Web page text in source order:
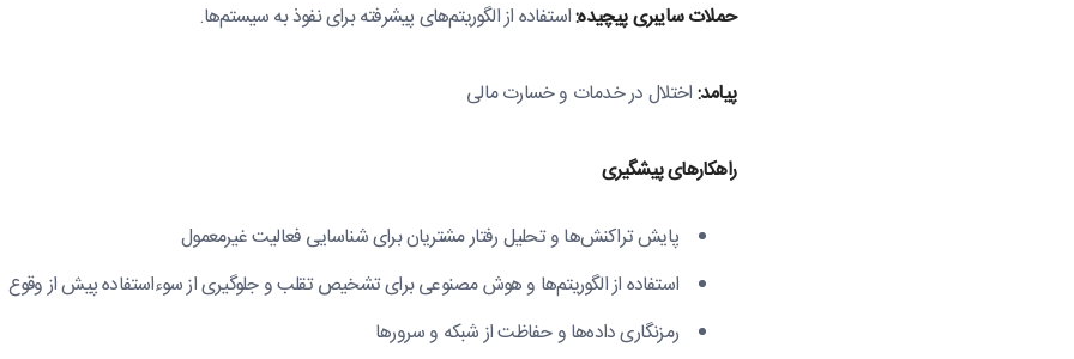
حملات سایبری پیچیده:استفاده از الگوریتم‌های پیشرفته برای نفوذ به سیستم‌ها.
پیامد:اختلال در خدمات و خسارت مالی
راهکارهای پیشگیری
پایش تراکنش‌ها و تحلیل رفتار مشتریان برای شناسایی فعالیت غیرمعمول
استفاده از الگوریتم‌ها و هوش مصنوعی برای تشخیص تقلب و جلوگیری از سوءاستفاده پیش از وقوع
رمزنگاری داده‌ها و حفاظت از شبکه و سرورها